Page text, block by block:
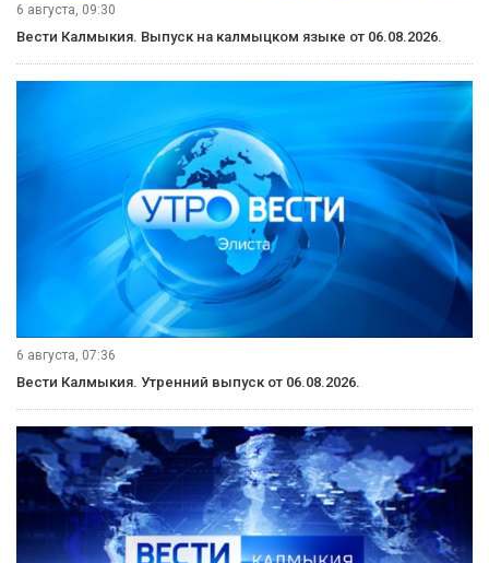
6 августа, 09:30
Вести Калмыкия. Выпуск на калмыцком языке от 06.08.2026.
6 августа, 07:36
Вести Калмыкия. Утренний выпуск от 06.08.2026.